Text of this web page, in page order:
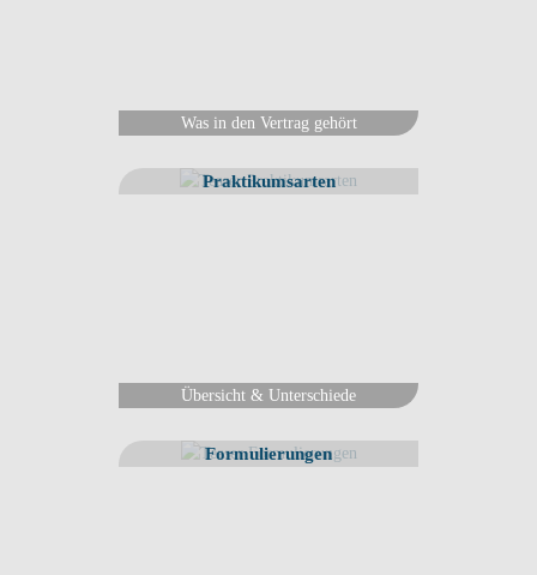
Was in den Vertrag gehört
Praktikumsarten
Übersicht & Unterschiede
Formulierungen